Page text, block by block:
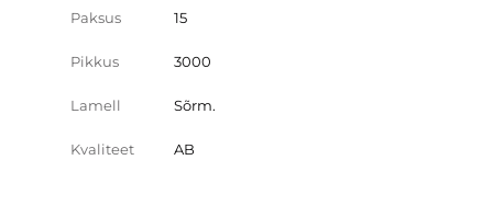
Paksus 15
Pikkus 3000
Lamell Sõrm.
Kvaliteet AB